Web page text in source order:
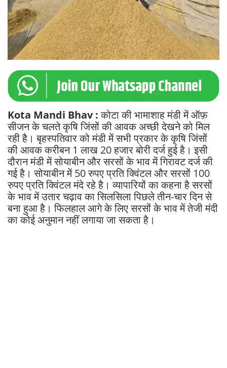
Kota Mandi Bhav :कोटा की भामाशाह मंडी में ऑफ़
सीजन के चलते कृषि जिंसों की आवक अच्छी देखने को मिल
रही है। बृहस्पतिवार को मंडी में सभी प्रकार के कृषि जिंसों
की आवक करीबन 1 लाख 20 हजार बोरी दर्ज हुई है। इसी
दौरान मंडी में सोयाबीन और सरसों के भाव में गिरावट दर्ज की
गई है। सोयाबीन में 50 रुपए प्रति क्विंटल और सरसों 100
रुपए प्रति क्विंटल मंदे रहे है। व्यापारियों का कहना है सरसों
के भाव में उतार चढ़ाव का सिलसिला पिछले तीन-चार दिन से
बना हुआ है। फिलहाल आगे के लिए सरसों के भाव में तेजी मंदी
का कोई अनुमान नहीं लगाया जा सकता है।